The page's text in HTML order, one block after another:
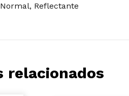
Normal, Reflectante
relacionados